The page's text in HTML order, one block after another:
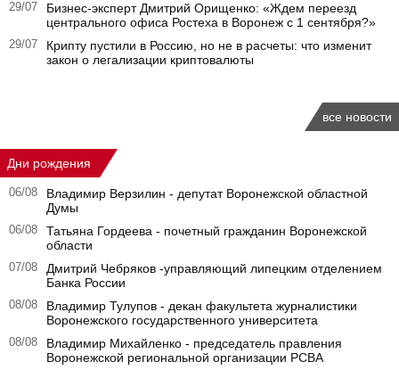
29/07
Бизнес-эксперт Дмитрий Орищенко: «Ждем переезд
центрального офиса Ростеха в Воронеж с 1 сентября?»
29/07
Крипту пустили в Россию, но не в расчеты: что изменит
закон о легализации криптовалюты
все новости
Дни рождения
06/08
Владимир Верзилин - депутат Воронежской областной
Думы
06/08
Татьяна Гордеева - почетный гражданин Воронежской
области
07/08
Дмитрий Чебряков -управляющий липецким отделением
Банка России
08/08
Владимир Тулупов - декан факультета журналистики
Воронежского государственного университета
08/08
Владимир Михайленко - председатель правления
Воронежской региональной организации РСВА